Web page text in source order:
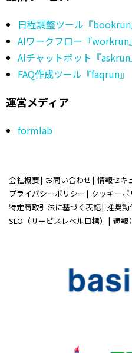
日程調整ツール『bookrun
AIワークフロー『workrun
AIチャットボット『askrun
FAQ作成ツール『faqrun』
運営メディア
formlab
会社概要 お問い合わせ 情報セキ
プライバシーポリシー
クッキーポ
特定商取引法に基づく表記 推奨動
SLO（サービスレベル目標）
通報